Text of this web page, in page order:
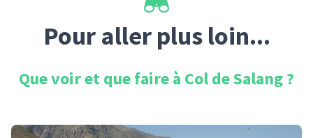
Pour aller plus loin...
Que voir et que faire à Col de Salang?